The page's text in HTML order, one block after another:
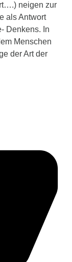
neigen zur
als Antwort
Denkens. In
Menschen
der Art der